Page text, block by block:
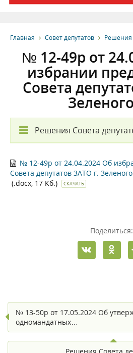
Главная Совет депутатов Решения
№ 12-49р от
избрании
Совета
Решения Совета
№ 12-49р от 24.04.2024 Об
Совета депутатов ЗАТО г.
(.docx, 17 Кб.)
СКАЧАТЬ
Поделиться:
№ 13-50р от 17.05.2024 Об
одномандатных…